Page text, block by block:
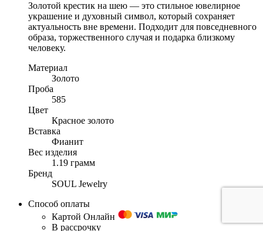
Золотой крестик на шею — это стильное ювелирное
украшение и духовный символ, который сохраняет
актуальность вне времени. Подходит для повседневного
образа, торжественного случая и подарка близкому
человеку.
Материал
Золото
Проба
585
Цвет
Красное золото
Вставка
Фианит
Вес изделия
1.19 грамм
Бренд
SOUL Jewelry
Способ оплаты
Картой Онлайн
В рассрочку